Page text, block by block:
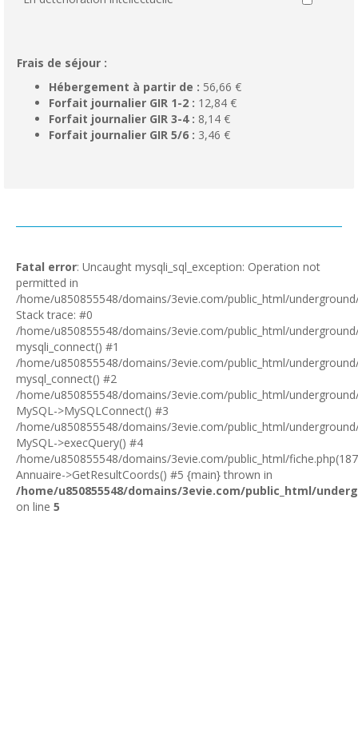
Frais de séjour :
Hébergement à partir de : 56,66 €
Forfait journalier GIR 1-2 : 12,84 €
Forfait journalier GIR 3-4 : 8,14 €
Forfait journalier GIR 5/6 : 3,46 €
Fatal error: Uncaught mysqli_sql_exception: Operation not
permitted in
/home/u850855548/domains/3evie.com/public_html/
Stack trace: #0
/home/u850855548/domains/3evie.com/public_html/
mysqli_connect() #1
/home/u850855548/domains/3evie.com/public_html/
mysql_connect() #2
/home/u850855548/domains/3evie.com/public_html/
MySQL->MySQLConnect() #3
/home/u850855548/domains/3evie.com/public_html/
MySQL->execQuery() #4
/home/u850855548/domains/3evie.com/public_html/
Annuaire->GetResultCoords() #5 {main} thrown in
/home/u850855548/domains/3evie.com/public_html/
on line 5